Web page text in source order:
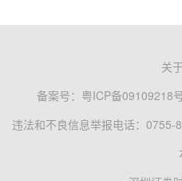
关
备案号： 粤ICP备09109218
违法和不良信息举报电话：0755-